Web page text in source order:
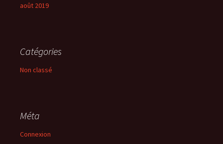
août 2019
Catégories
Non classé
Méta
Connexion